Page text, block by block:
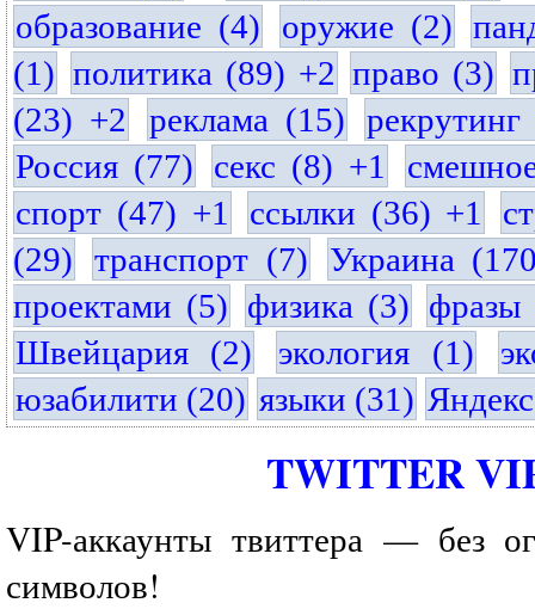
образование (4)
оружие (2)
(1) политика (89) +2 право (3)
(23) +2
реклама (15)
Россия (77) секс (8) +1
спорт (47) +1
ссылки (36) +1
(29)
транспорт (7)
Украина
проектами (5) физика (3) фразы
Швейцария (2)
экология (1)
юзабилити (20) языки (31)
TWITTER
VIP-аккаунты твиттера — без
символов!